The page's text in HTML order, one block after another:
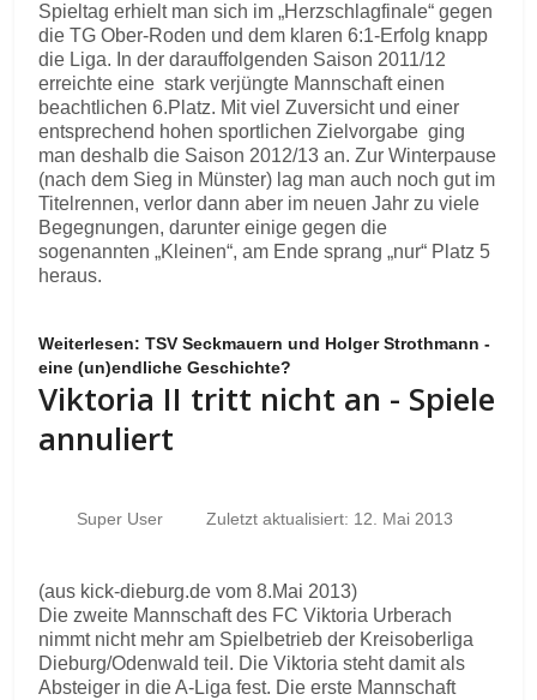
Spieltag erhielt man sich im „Herzschlagfinale“ gegen
die TG Ober-Roden und dem klaren 6:1-Erfolg knapp
die Liga. In der darauffolgenden Saison 2011/12
erreichte eine stark verjüngte Mannschaft einen
beachtlichen 6.Platz. Mit viel Zuversicht und einer
entsprechend hohen sportlichen Zielvorgabe ging
man deshalb die Saison 2012/13 an. Zur Winterpause
(nach dem Sieg in Münster) lag man auch noch gut im
Titelrennen, verlor dann aber im neuen Jahr zu viele
Begegnungen, darunter einige gegen die
sogenannten „Kleinen“, am Ende sprang „nur“ Platz 5
heraus.
Weiterlesen: TSV Seckmauern und Holger Strothmann -
eine (un)endliche Geschichte?
Viktoria II tritt nicht an - Spiele
annuliert
Super User Zuletzt aktualisiert: 12. Mai 2013
(aus kick-dieburg.de vom 8.Mai 2013)
Die zweite Mannschaft des FC Viktoria Urberach
nimmt nicht mehr am Spielbetrieb der Kreisoberliga
Dieburg/Odenwald teil. Die Viktoria steht damit als
Absteiger in die A-Liga fest. Die erste Mannschaft